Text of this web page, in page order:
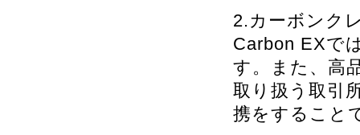
2.カーボンク
Carbon EXで
す。また、高
取り扱う取引
携をすること